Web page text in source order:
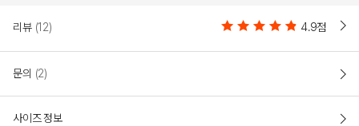
리뷰 (12) 4.9점
문의 (2)
사이즈 정보